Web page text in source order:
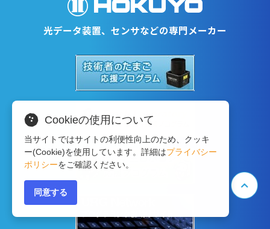
光データ装置、センサなどの専門メーカー
Cookieの使用について
当サイトではサイトの利便性向上のため、クッキ
ー(Cookie)を使用しています。詳細はプライバシー
ポリシーをご確認ください。
同意する